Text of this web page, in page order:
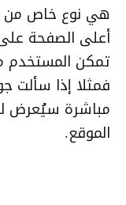
هي نوع خاص من
أعلى الصفحة
تمكن المستخدم
فمثلا إذا سألت
مباشرة سيُعرض
الموقع.